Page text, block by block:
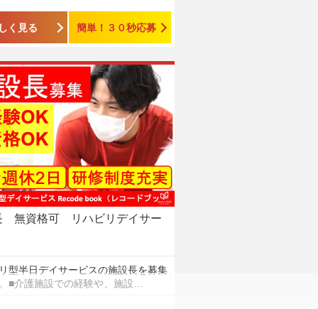
く見る 簡単！３０秒応募
無資格可 リハビリデイサー
型半日デイサービスの施設長を募集
■介護施設での経験や、施設…